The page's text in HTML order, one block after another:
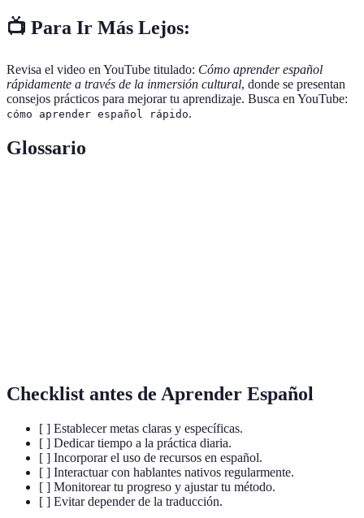
📺 Para Ir Más Lejos:
Revisa el video en YouTube titulado: Cómo aprender español
rápidamente a través de la inmersión cultural, donde se presentan
consejos prácticos para mejorar tu aprendizaje. Busca en YouTube:
cómo aprender español rápido.
Glossario
Checklist antes de Aprender Español
[ ] Establecer metas claras y específicas.
[ ] Dedicar tiempo a la práctica diaria.
[ ] Incorporar el uso de recursos en español.
[ ] Interactuar con hablantes nativos regularmente.
[ ] Monitorear tu progreso y ajustar tu método.
[ ] Evitar depender de la traducción.